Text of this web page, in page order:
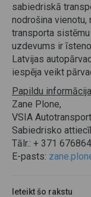
sabiedriskā
nodrošina vienotu,
transporta
uzdevums ir
Latvijas
iespēja veikt
Papildu
Zane Plone,
VSIA
Sabiedrisko
Tālr.: + 371
E-pasts:
Ieteikt šo rakstu